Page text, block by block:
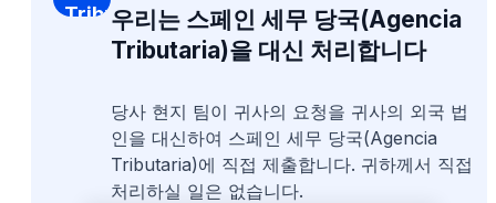
Tributaria)
에 신청서
우리는 스페인 세무 당국(Agencia
Tributaria)을 대신 처리합니다
당사 현지 팀이 귀사의 요청을 귀사의 외국 법
인을 대신하여 스페인 세무 당국(Agencia
Tributaria)에 직접 제출합니다. 귀하께서 직접
처리하실 일은 없습니다.